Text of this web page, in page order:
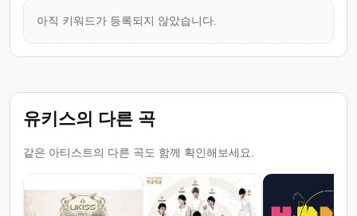
아직 키워드가 등록되지 않았습니다.
유키스의 다른 곡
같은 아티스트의 다른 곡도 함께 확인해보세요.